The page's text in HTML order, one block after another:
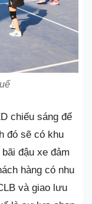
chiếu sáng để
đó sẽ có khu
đậu xe đảm
hàng có nhu
và giao lưu